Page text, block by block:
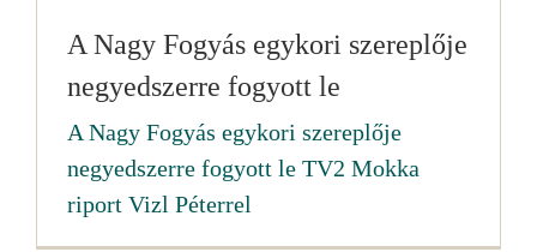
A Nagy Fogyás egykori szereplője
negyedszerre fogyott le
A Nagy Fogyás egykori szereplője
negyedszerre fogyott le TV2 Mokka
riport Vizl Péterrel